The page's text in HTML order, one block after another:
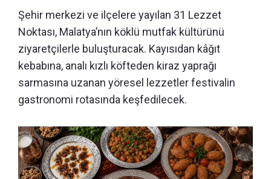
Şehir merkezi ve ilçelere yayılan 31 Lezzet
Noktası, Malatya’nın köklü mutfak kültürünü
ziyaretçilerle buluşturacak. Kayısıdan kâğıt
kebabına, analı kızlı köfteden kiraz yaprağı
sarmasına uzanan yöresel lezzetler festivalin
gastronomi rotasında keşfedilecek.